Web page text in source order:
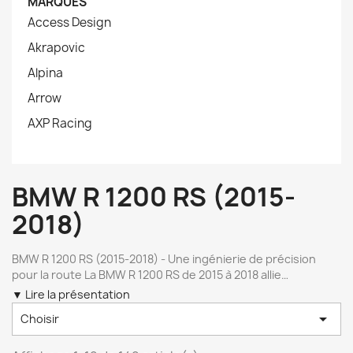
Access Design
Akrapovic
Alpina
Arrow
AXP Racing
BMW R 1200 RS (2015-
2018)
BMW R 1200 RS (2015-2018) - Une ingénierie de précision
pour la route La BMW R 1200 RS de 2015 à 2018 allie
performances sportives et confort de conduite. Équipée du
puissant moteur boxer de 125 chevaux, elle offre une
maniabilité réactive et une conduite équilibrée, parfaite pour
les trajets à grande vitesse comme pour les virages serrés.
▼ Lire la présentation
Choisir
